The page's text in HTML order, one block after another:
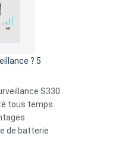
? 5
S330
tous temps
de batterie